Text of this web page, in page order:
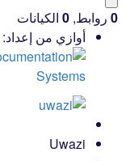
0 روابط,
0 الكيانات
أوازي من إعداد:
Uwazi